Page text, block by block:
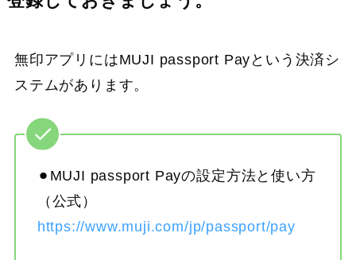
無印アプリにはMUJI passport Payという決済シ
ステムがあります。
⚫︎MUJI passport Payの設定方法と使い方
（公式）
https://www.muji.com/jp/passport/pay